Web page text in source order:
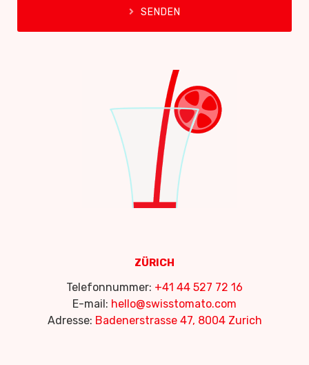
SENDEN
ZÜRICH
Telefonnummer: +41 44 527 72 16
E-mail: hello@swisstomato.com
Adresse: Badenerstrasse 47, 8004 Zurich